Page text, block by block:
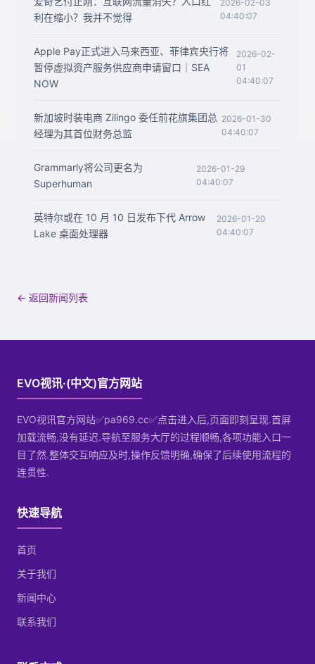
利在缩小？我并不觉得
2026-02-03
04:40:07
Apple Pay正式进入马来西亚、菲律宾央行将
暂停虚拟资产服务供应商申请窗口｜SEA
NOW
2026-02-
01
04:40:07
新加坡时装电商 Zilingo 委任前花旗集团总
经理为其首位财务总监
2026-01-30
04:40:07
Grammarly将公司更名为
Superhuman
2026-01-29
04:40:07
英特尔或在 10 月 10 日发布下代 Arrow
Lake 桌面处理器
2026-01-20
04:40:07
← 返回新闻列表
EVO视讯·(中文)官方网站
EVO视讯官方网站✅pa969.cc✅点击进入后,页面即刻呈现.首屏
加载流畅,没有延迟.导航至服务大厅的过程顺畅,各项功能入口一
目了然.整体交互响应及时,操作反馈明确,确保了后续使用流程的
连贯性.
快速导航
首页
关于我们
新闻中心
联系我们